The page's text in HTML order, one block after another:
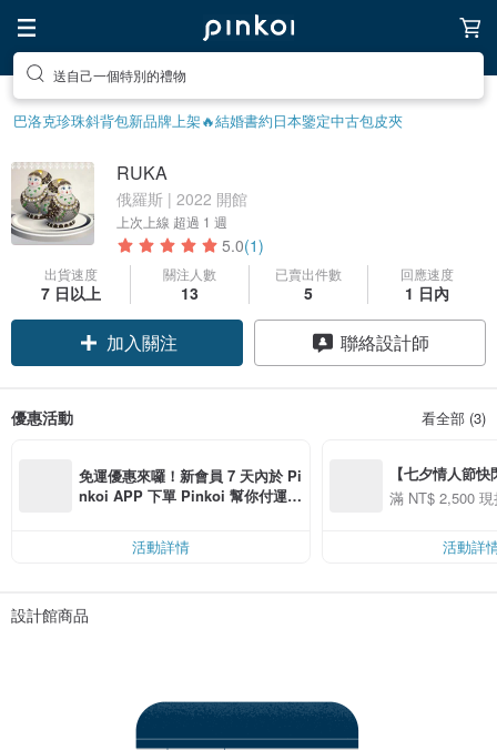
送自己一個特別的禮物
巴洛克珍珠斜背包新品牌上架🔥結婚書約日本鑒定中古包皮夾
RUKA
俄羅斯 | 2022 開館
上次上線 超過 1 週
5.0(1)
出貨速度
7 日以上
關注人數
13
已賣出件數
5
回應速度
1 日內
加入關注 聯絡設計師
優惠活動 看全部 (3)
免運優惠來囉！新會員 7 天內於 Pi
nkoi APP 下單 Pinkoi 幫你付運
活動詳情
【七夕情人節
用 APP 購買任
00 現折 NT$100
滿 NT$ 2,500
活動詳
設計館商品